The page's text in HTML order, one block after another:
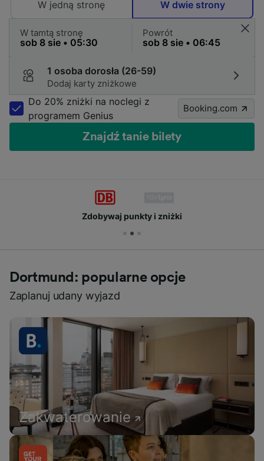
W jedną stronę
W dwie strony
W tamtą stronę Powrót
1 osoba dorosła (26-59)
Dodaj karty zniżkowe
Do 20% zniżki na noclegi z
programem Genius
Booking.com
Znajdź tanie bilety
Zdobywaj punkty i zniżki
Dortmund: popularne opcje
Zaplanuj udany wyjazd
Zakwaterowanie